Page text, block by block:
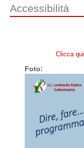
Accessibilità
Clicca qui
Foto: